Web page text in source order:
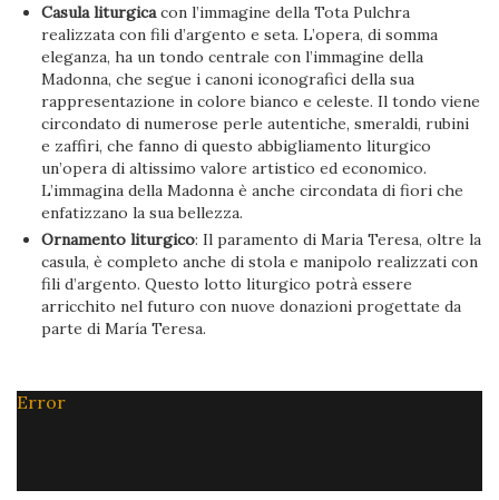
Casula liturgicacon l’immagine della Tota Pulchra
realizzata con fili d’argento e seta. L’opera, di somma
eleganza, ha un tondo centrale con l’immagine della
Madonna, che segue i canoni iconografici della sua
rappresentazione in colore bianco e celeste. Il tondo viene
circondato di numerose perle autentiche, smeraldi, rubini
e zaffiri, che fanno di questo abbigliamento liturgico
un’opera di altissimo valore artistico ed economico.
L’immagina della Madonna è anche circondata di fiori che
enfatizzano la sua bellezza.
Ornamento liturgico: Il paramento di Maria Teresa, oltre la
casula, è completo anche di stola e manipolo realizzati con
fili d’argento. Questo lotto liturgico potrà essere
arricchito nel futuro con nuove donazioni progettate da
parte di María Teresa.
Error